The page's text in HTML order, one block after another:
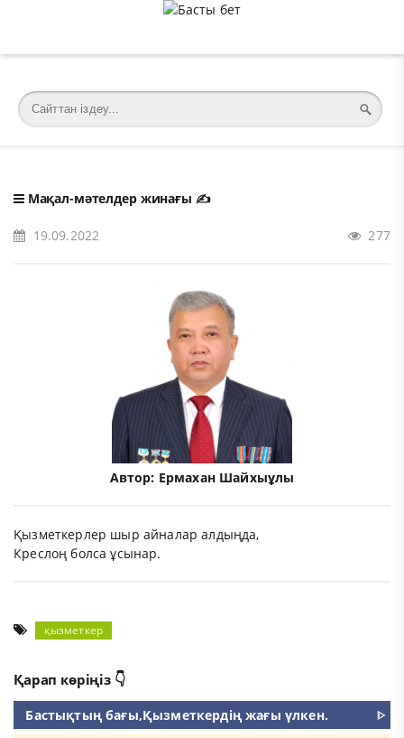
Мақал-мәтелдер жинағы ✍️
19.09.2022 277
Автор: Ермахан Шайхыұлы
Қызметкерлер шыр айналар алдыңда,
Креслоң болса ұсынар.
қызметкер
Қарап көріңіз 👇
Бастықтың бағы,Қызметкердің жағы үлкен.
ᐈ